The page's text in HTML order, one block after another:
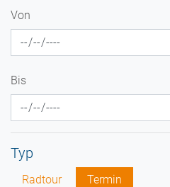
Von
Bis
Typ
Radtour Termin